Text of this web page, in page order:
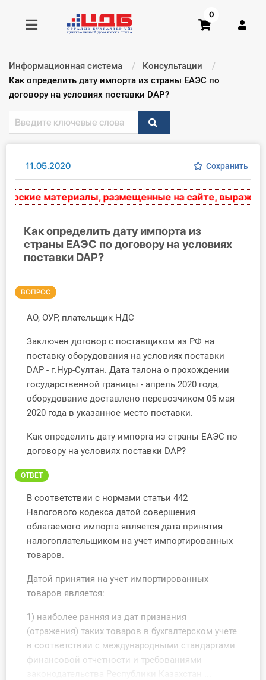
Получить консультацию
Главная ИС
Консультации
Правовая база
Библиотека бухгалтера
Инструменты
Вебинары
Справочник бухгалтера
Участник ВЭД
Практика ИП
Учет по отраслям
Юридический помощник
Интернет-магазин
О Системе
Тарифы
Тестирование для
бухгалтера
0
Информационная система
Консультации
Текущий:
Как определить дату импорта из страны ЕАЭС по
договору на условиях поставки DAP?
11.05.2020 Сохранить
материалы, размещенные на сайте, выражают
Как определить дату импорта из
страны ЕАЭС по договору на условиях
поставки DAP?
ВОПРОС
АО, ОУР, плательщик НДС
Заключен договор с поставщиком из РФ на
поставку оборудования на условиях поставки
DAP - г.Нур-Султан. Дата талона о прохождении
государственной границы - апрель 2020 года,
оборудование доставлено перевозчиком 05 мая
2020 года в указанное место поставки.
Как определить дату импорта из страны ЕАЭС по
договору на условиях поставки DAP?
ОТВЕТ
В соответствии с нормами статьи 442
Налогового кодекса датой совершения
облагаемого импорта является дата принятия
налогоплательщиком на учет импортированных
товаров.
Датой принятия на учет импортированных
товаров является:
1) наиболее ранняя из дат признания
(отражения) таких товаров в бухгалтерском учете
в соответствии с международными стандартами
финансовой отчетности и требованиями